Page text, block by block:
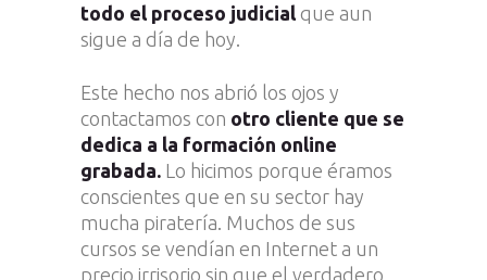
todo el proceso judicial que aun
sigue a día de hoy.
Este hecho nos abrió los ojos y
contactamos con otro cliente que se
dedica a la formación online
grabada. Lo hicimos porque éramos
conscientes que en su sector hay
mucha piratería. Muchos de sus
cursos se vendían en Internet a un
precio irrisorio sin que el verdadero